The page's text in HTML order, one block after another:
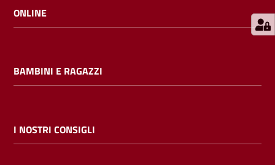
i
cataloghi
ONLINE
BAMBINI E RAGAZZI
I NOSTRI CONSIGLI